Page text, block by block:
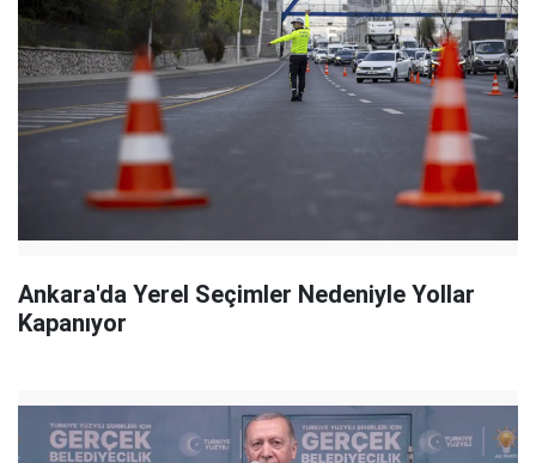
Ankara'da Yerel Seçimler Nedeniyle Yollar
Kapanıyor